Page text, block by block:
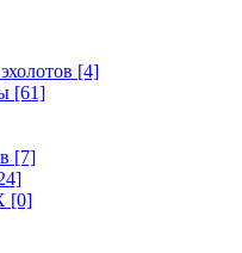
[4]
[61]
[7]
[0]